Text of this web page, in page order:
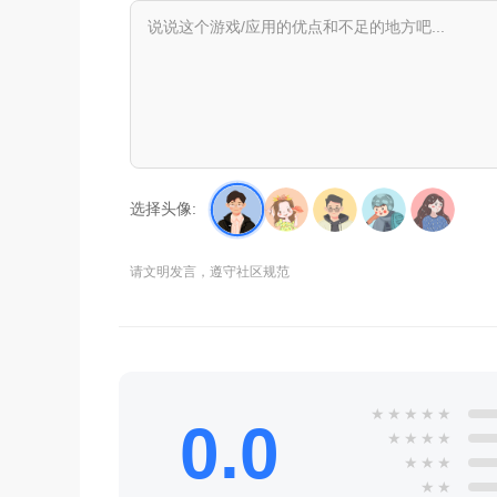
选择头像:
请文明发言，遵守社区规范
0.0 ★ ★ ★ ★ ★
★ ★ ★ ★
★ ★ ★
★ ★